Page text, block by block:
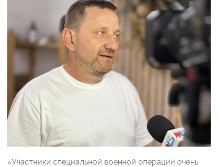
«Участники специальной военной операции очень